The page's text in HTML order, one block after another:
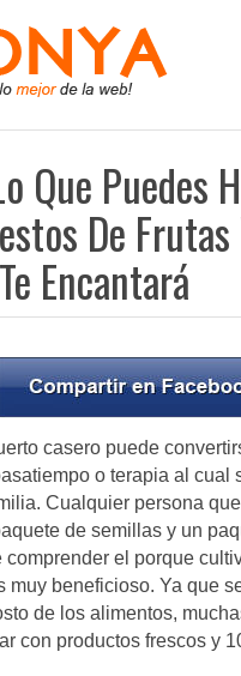
Que Puedes
De
Encantará
casero puede
o terapia al cual
Cualquier persona
de semillas y un
comprender el porque
muy beneficioso. Ya que
de los alimentos,
con productos frescos y